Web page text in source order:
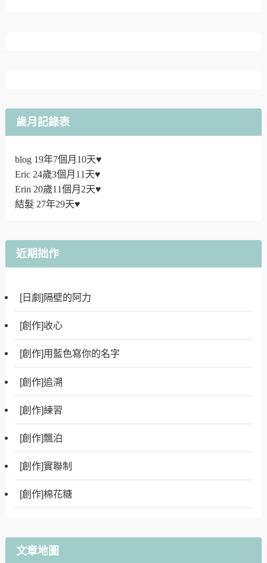
歲月記錄表
blog 19年7個月10天♥
Eric 24歲3個月11天♥
Erin 20歲11個月2天♥
結髮 27年29天♥
近期拙作
[日劇]隔壁的阿力
[創作]收心
[創作]用藍色寫你的名字
[創作]追溯
[創作]練習
[創作]飄泊
[創作]實聯制
[創作]棉花糖
文章地圖